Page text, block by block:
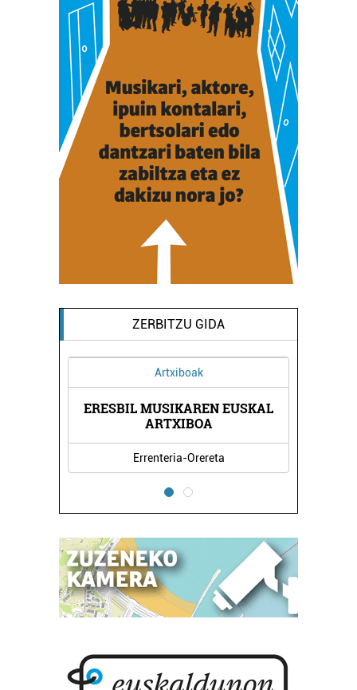
ZERBITZU GIDA
MUSIKAREN EUSKAL
ATERPE HIGIEZIN